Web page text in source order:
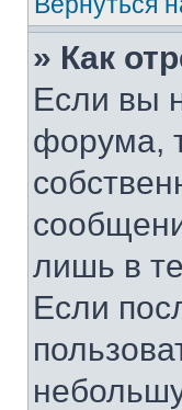
» Как
Если вы
форума,
лишь в
Если